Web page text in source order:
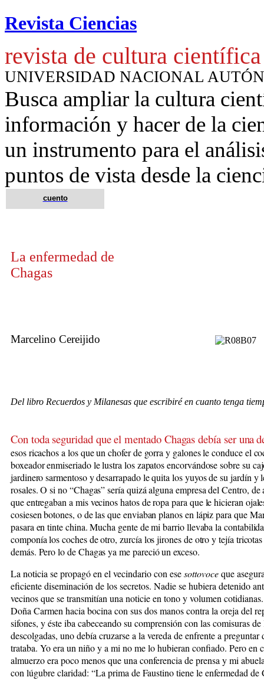
Revista Ciencias
revista de cultura científica
UNIVERSIDAD NACIONAL
Busca ampliar la cultura
información y hacer de la
un instrumento para el
puntos de vista desde la
cuento
La enfermedad de
Chagas
Marcelino Cereijido
Del libro Recuerdos y Milanesas que escribiré en cuanto tenga
Con toda seguridad que el mentado Chagas debía ser una
esos ricachos a los que un chofer de gorra y galones le conduce el
boxeador enmiseriado le lustra los zapatos encorvándose sobre su
jardinero sarmentoso y desarrapado le quita los yuyos de su jardín y
rosales. O si no “Chagas” sería quizá alguna empresa del Centro, de
que entregaban a mis vecinos hatos de ropa para que le hicieran
cosiesen botones, o de las que enviaban planos en lápiz para que
pasara en tinte china. Mucha gente de mi barrio llevaba la
componía los coches de otro, zurcía los jirones de otro y tejía tricotas
demás. Pero lo de Chagas ya me pareció un exceso.
La noticia se propagó en el vecindario con esesottovoceque
eficiente diseminación de los secretos. Nadie se hubiera detenido
vecinos que se transmitían una noticie en tono y volumen
Doña Carmen hacia bocina con sus dos manos contra la oreja del
sifones, y éste iba cabeceando su comprensión con las comisuras de
descolgadas, uno debía cruzarse a la vereda de enfrente a preguntar
trataba. Yo era un niño y a mi no me lo hubieran confiado. Pero en
almuerzo era poco menos que una conferencia de prensa y mi
con lúgubre claridad: “La prima de Faustino tiene le enfermedad de